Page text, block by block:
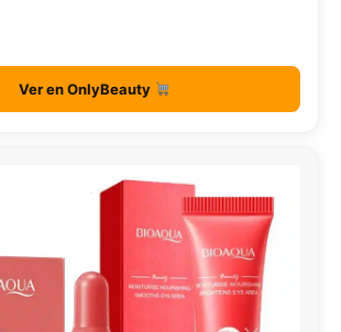
Ver en OnlyBeauty